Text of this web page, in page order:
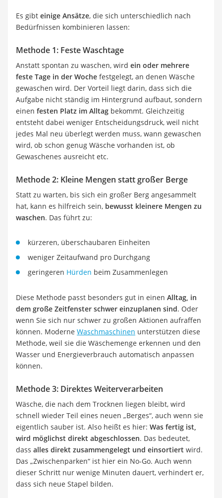
Es gibt einige Ansätze, die sich unterschiedlich nach
Bedürfnissen kombinieren lassen:
Methode 1: Feste Waschtage
Anstatt spontan zu waschen, wird ein oder mehrere
feste Tage in der Woche festgelegt, an denen Wäsche
gewaschen wird. Der Vorteil liegt darin, dass sich die
Aufgabe nicht ständig im Hintergrund aufbaut, sondern
einen festen Platz im Alltag bekommt. Gleichzeitig
entsteht dabei weniger Entscheidungsdruck, weil nicht
jedes Mal neu überlegt werden muss, wann gewaschen
wird, ob schon genug Wäsche vorhanden ist, ob
Gewaschenes ausreicht etc.
Methode 2: Kleine Mengen statt großer Berge
Statt zu warten, bis sich ein großer Berg angesammelt
hat, kann es hilfreich sein, bewusst kleinere Mengen zu
waschen. Das führt zu:
kürzeren, überschaubaren Einheiten
weniger Zeitaufwand pro Durchgang
geringeren Hürden beim Zusammenlegen
Diese Methode passt besonders gut in einen Alltag, in
dem große Zeitfenster schwer einzuplanen sind. Oder
wenn Sie sich nur schwer zu großen Aktionen aufraffen
können. Moderne Waschmaschinen unterstützen diese
Methode, weil sie die Wäschemenge erkennen und den
Wasser und Energieverbrauch automatisch anpassen
können.
Methode 3: Direktes Weiterverarbeiten
Wäsche, die nach dem Trocknen liegen bleibt, wird
schnell wieder Teil eines neuen „Berges“, auch wenn sie
eigentlich sauber ist. Also heißt es hier: Was fertig ist,
wird möglichst direkt abgeschlossen. Das bedeutet,
dass alles direkt zusammengelegt und einsortiert wird.
Das „Zwischenparken“ ist hier ein No-Go. Auch wenn
dieser Schritt nur wenige Minuten dauert, verhindert er,
dass sich neue Stapel bilden.